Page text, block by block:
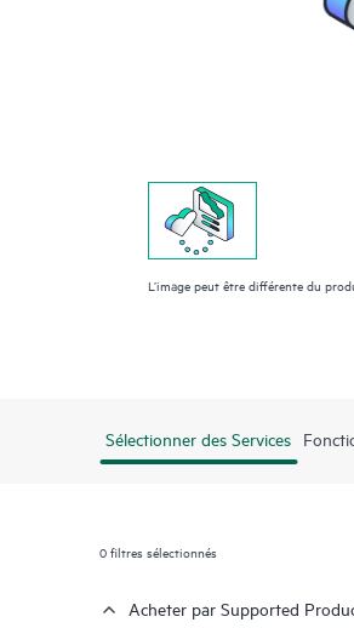
L’image peut être différente du
Sélectionner des Services
0filtres sélectionnés
Acheter par Supported